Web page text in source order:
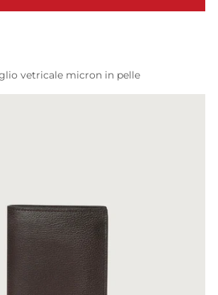
vetricale micron in pelle